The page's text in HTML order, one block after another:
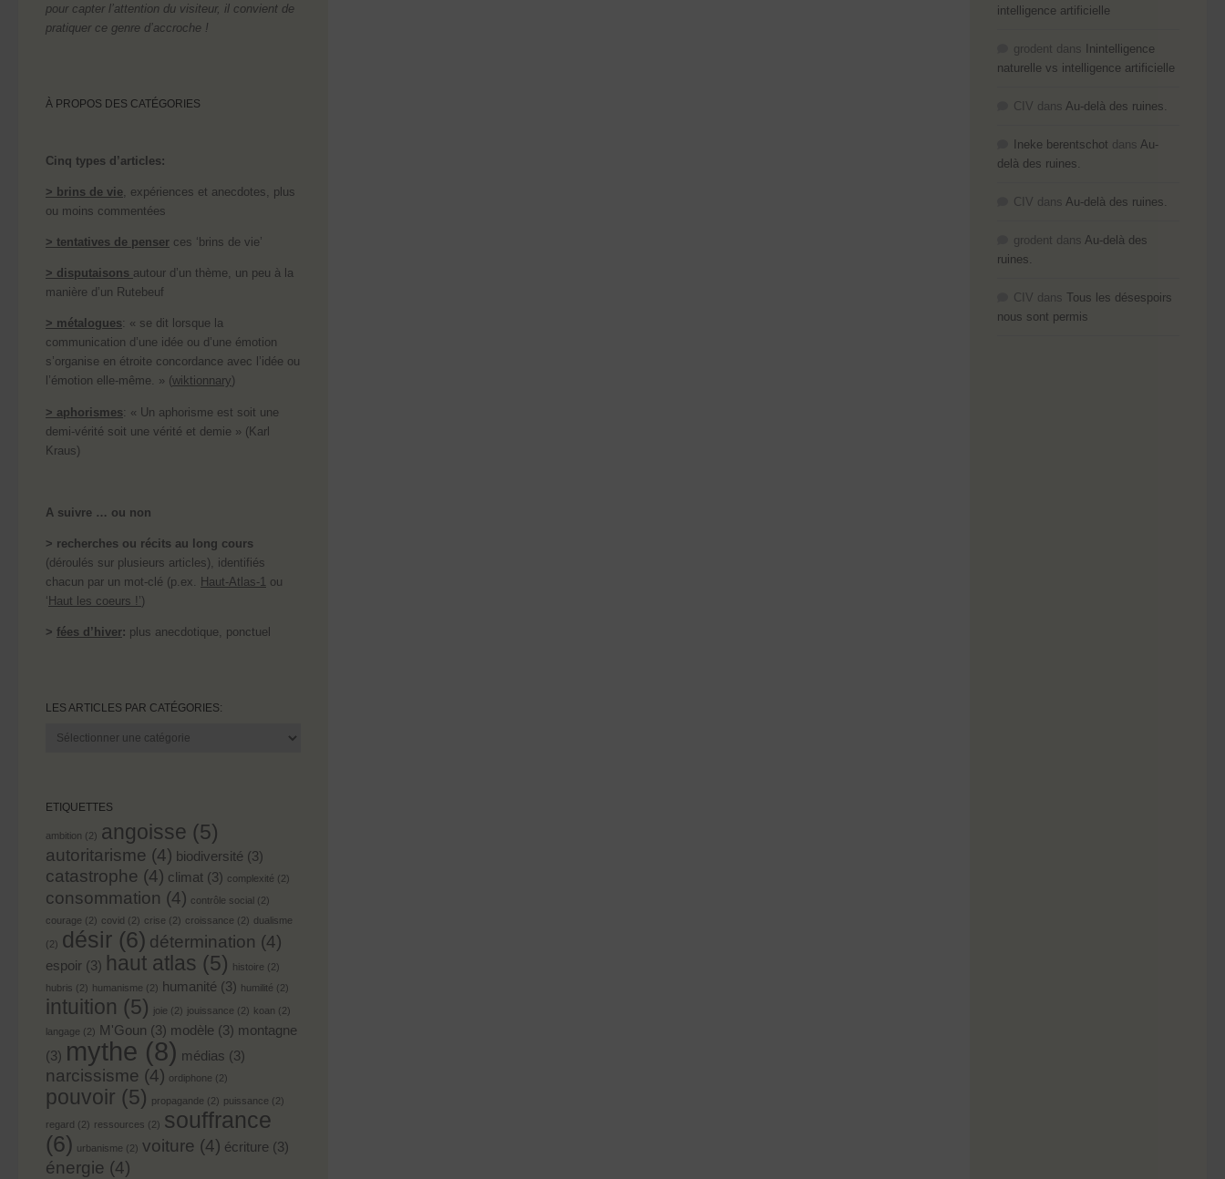
pour capter l’attention du visiteur, il convient de
pratiquer ce genre d’accroche !
À PROPOS DES CATÉGORIES
Cinq types d’articles:
> brins de vie , expériences et anecdotes, plus
ou moins commentées
> tentatives de penser ces ‘brins de vie’
> disputaisons autour d’un thème, un peu à la
manière d’un Rutebeuf
> métalogues: « se dit lorsque la
communication d’une idée ou d’une émotion
s’organise en étroite concordance avec l’idée ou
l’émotion elle-même. » (wiktionnary)
> aphorismes: « Un aphorisme est soit une
demi-vérité soit une vérité et demie » (Karl
Kraus)
A suivre … ou non
> recherches ou récits au long cours
(déroulés sur plusieurs articles), identifiés
chacun par un mot-clé (p.ex. Haut-Atlas-1 ou
‘ Haut les coeurs !’)
> fées d’hiver: plus anecdotique, ponctuel
LES ARTICLES PAR CATÉGORIES:
Les
ETIQUETTES
ambition (2) angoisse (5)
autoritarisme (4) biodiversité (3)
catastrophe (4) climat (3) complexité (2)
consommation (4) contrôle social (2)
courage (2) covid (2) crise (2) croissance (2) dualisme
(2) désir (6) détermination (4)
espoir (3) haut atlas (5) histoire (2)
hubris (2) humanisme (2) humanité (3) humilité (2)
intuition (5) joie (2) jouissance (2) koan (2)
langage (2) M'Goun (3) modèle (3) montagne
(3) mythe (8) médias (3)
narcissisme (4) ordiphone (2)
pouvoir (5) propagande (2) puissance (2)
regard (2) ressources (2) souffrance
(6) urbanisme (2) voiture (4) écriture (3)
énergie (4)
intelligence artificielle
grodent dans
Inintelligence
naturelle vs intelligence artificielle
CIV dans Au-delà des ruines.
Ineke berentschot dans Au-
delà des ruines.
CIV dans Au-delà des ruines.
grodent dans Au-delà des
ruines.
CIV dans Tous les désespoirs
nous sont permis